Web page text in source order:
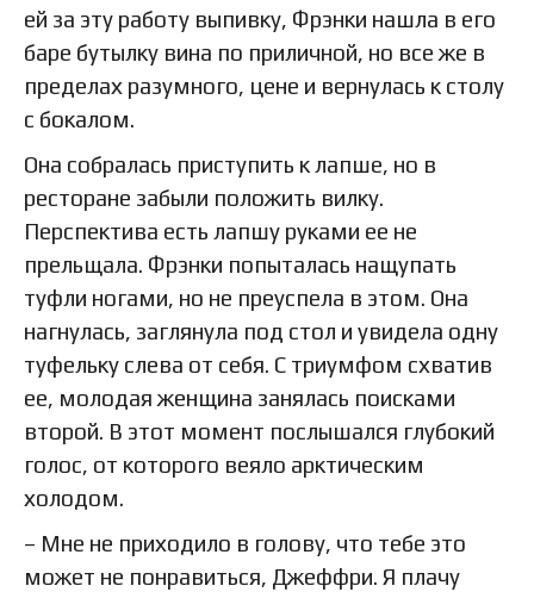
ей за эту работу выпивку, Фрэнки нашла в его
баре бутылку вина по приличной, но все же в
пределах разумного, цене и вернулась к столу
с бокалом.
Она собралась приступить к лапше, но в
ресторане забыли положить вилку.
Перспектива есть лапшу руками ее не
прельщала. Фрэнки попыталась нащупать
туфли ногами, но не преуспела в этом. Она
нагнулась, заглянула под стол и увидела одну
туфельку слева от себя. С триумфом схватив
ее, молодая женщина занялась поисками
второй. В этот момент послышался глубокий
голос, от которого веяло арктическим
холодом.
– Мне не приходило в голову, что тебе это
может не понравиться, Джеффри. Я плачу